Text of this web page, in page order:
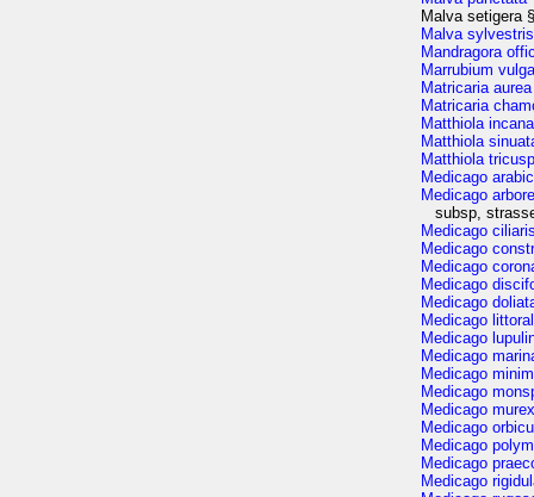
Malva setigera §
Malva sylvestris
Mandragora
Marrubium
Matricaria aurea
Matricaria
Matthiola incana
Matthiola
Matthiola
Medicago
Medicago
subsp,
Medicago
Medicago
Medicago
Medicago
Medicago
Medicago
Medicago
Medicago
Medicago
Medicago
Medicago murex
Medicago
Medicago
Medicago
Medicago